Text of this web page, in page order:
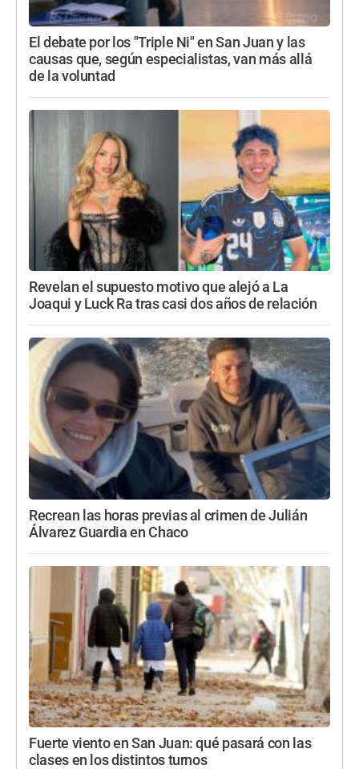
El debate por los "Triple Ni" en San Juan y las
causas que, según especialistas, van más allá
de la voluntad
Revelan el supuesto motivo que alejó a La
Joaqui y Luck Ra tras casi dos años de relación
Recrean las horas previas al crimen de Julián
Álvarez Guardia en Chaco
Fuerte viento en San Juan: qué pasará con las
clases en los distintos turnos